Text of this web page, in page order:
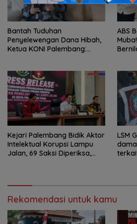
Bantah Tuduhan
Penyelewengan Dana Hibah,
Ketua KONI Palembang:
ABS
Kejari Palembang Bidik Aktor
Intelektual Korupsi Lampu
Jalan, 69 Saksi Diperiksa,
LSM
Rekomendasi untuk kamu